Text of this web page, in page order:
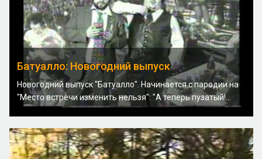
Батуалло: Новогодний выпуск
Новогодний выпуск "Батуалло". Начинается с пародии на
"Место встречи изменить нельзя": "А теперь пузатый!...